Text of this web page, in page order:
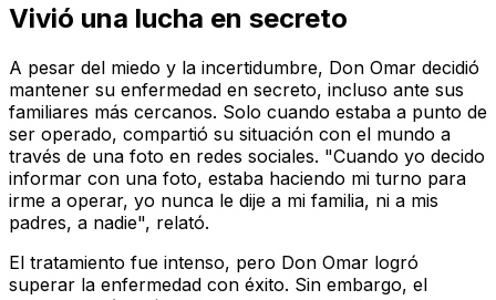
Vivió una lucha en secreto
A pesar del miedo y la incertidumbre, Don Omar decidió
mantener su enfermedad en secreto, incluso ante sus
familiares más cercanos. Solo cuando estaba a punto de
ser operado, compartió su situación con el mundo a
través de una foto en redes sociales. "Cuando yo decido
informar con una foto, estaba haciendo mi turno para
irme a operar, yo nunca le dije a mi familia, ni a mis
padres, a nadie", relató.
El tratamiento fue intenso, pero Don Omar logró
superar la enfermedad con éxito. Sin embargo, el